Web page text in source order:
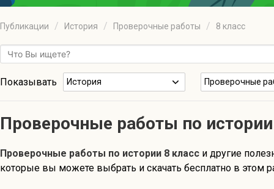
Публикации История Проверочные работы 8 класс
Показывать История Проверочные
Проверочные работы по
Проверочные работы по истории 8 класс и другие
которые вы можете выбрать и скачать бесплатно в этом